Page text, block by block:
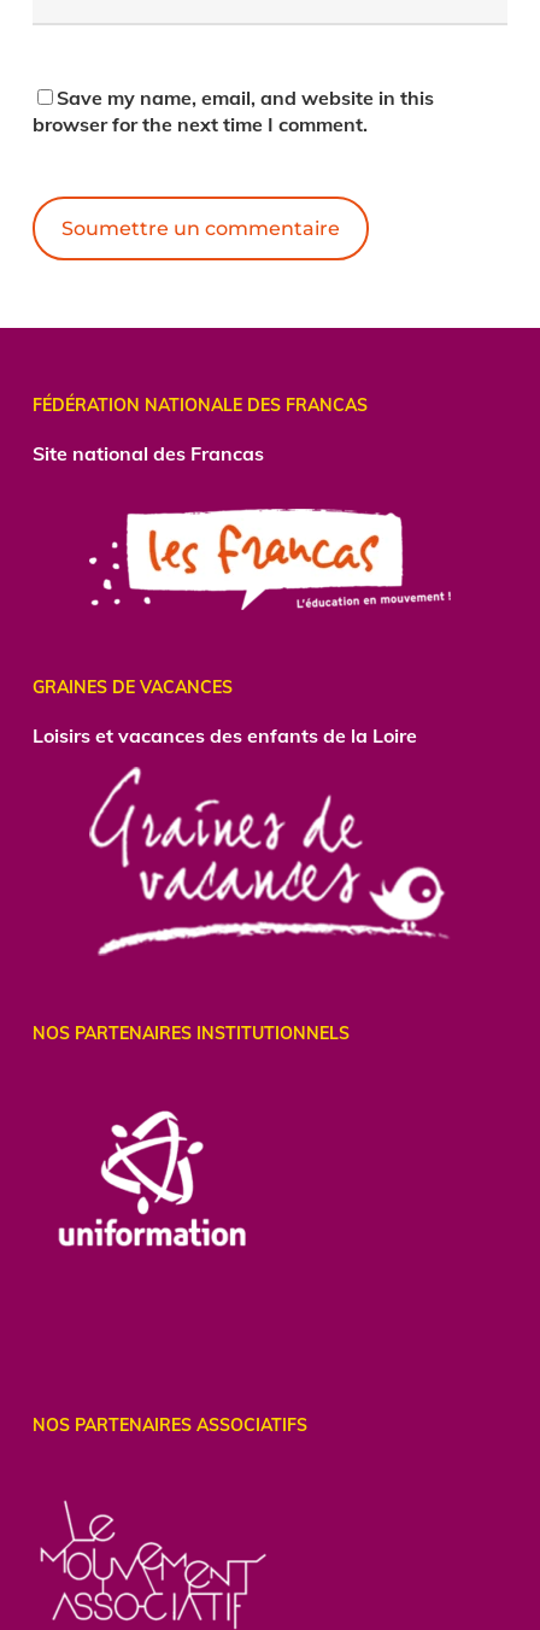
Save my name, email, and website in this
browser for the next time I comment.
FÉDÉRATION NATIONALE DES FRANCAS
Site national des Francas
GRAINES DE VACANCES
Loisirs et vacances des enfants de la Loire
NOS PARTENAIRES INSTITUTIONNELS
NOS PARTENAIRES ASSOCIATIFS